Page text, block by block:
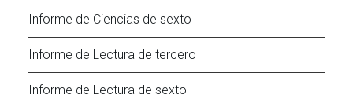
Informe de Ciencias de sexto
Informe de Lectura de tercero
Informe de Lectura de sexto